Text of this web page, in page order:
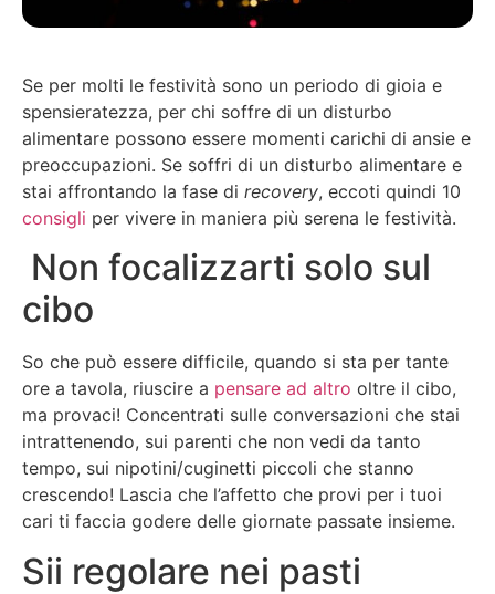
Se per molti le festività sono un periodo di gioia e
spensieratezza, per chi soffre di un disturbo
alimentare possono essere momenti carichi di ansie e
preoccupazioni. Se soffri di un disturbo alimentare e
stai affrontando la fase di recovery, eccoti quindi 10
consigli per vivere in maniera più serena le festività.
Non focalizzarti solo sul
cibo
So che può essere difficile, quando si sta per tante
ore a tavola, riuscire a pensare ad altro oltre il cibo,
ma provaci! Concentrati sulle conversazioni che stai
intrattenendo, sui parenti che non vedi da tanto
tempo, sui nipotini/cuginetti piccoli che stanno
crescendo! Lascia che l’affetto che provi per i tuoi
cari ti faccia godere delle giornate passate insieme.
Sii regolare nei pasti